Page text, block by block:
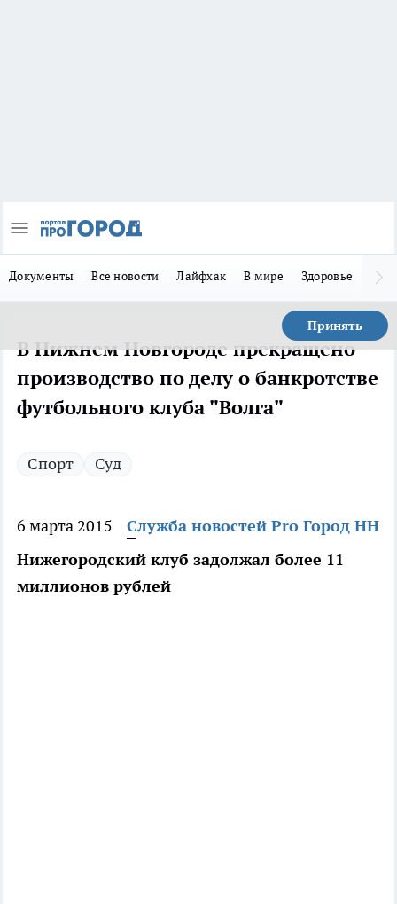
Документы Все новости Лайфхак В мире Здоровье
Принять
В Нижнем Новгороде прекращено
производство по делу о банкротстве
футбольного клуба "Волга"
Спорт Суд
6 марта 2015
Служба новостей Pro Город НН
Нижегородский клуб задолжал более 11
миллионов рублей